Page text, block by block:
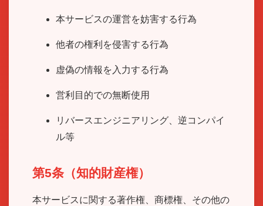
本サービスの運営を妨害する行為
他者の権利を侵害する行為
虚偽の情報を入力する行為
営利目的での無断使用
リバースエンジニアリング、逆コンパイ
ル等
第5条（知的財産権）
本サービスに関する著作権、商標権、その他の